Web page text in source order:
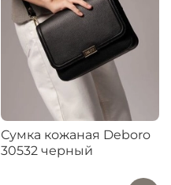
Сумка кожаная Deboro
30532 черный